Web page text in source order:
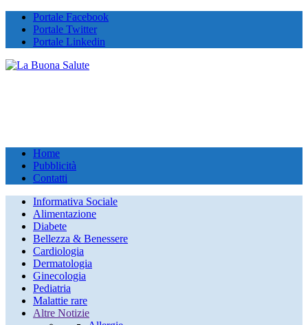
Portale Facebook
Portale Twitter
Portale Linkedin
Home
Pubblicità
Contatti
Informativa Sociale
Alimentazione
Diabete
Bellezza & Benessere
Cardiologia
Dermatologia
Ginecologia
Pediatria
Malattie rare
Altre Notizie